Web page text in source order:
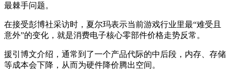
最棘手问题。
在接受彭博社采访时，夏尔玛表示当前游戏行业里最“难受且
意外”的变化，就是消费电子核心零部件价格走势反常。
援引博文介绍，通常到了一个产品代际的中后段，内存、存储
等成本会下降，从而为硬件降价腾出空间。